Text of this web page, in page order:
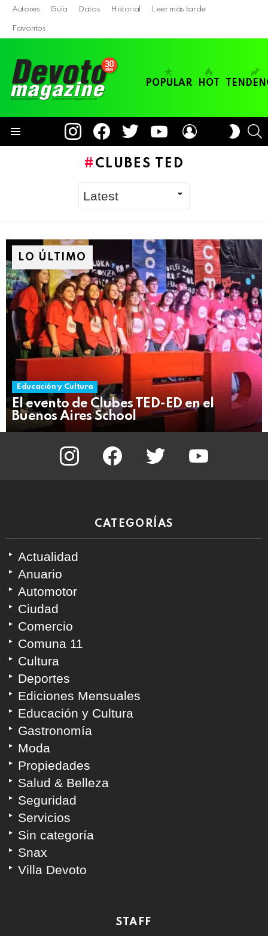
Autores Guía Datos Historial Leer más tarde
Favoritos
POPULAR HOT
instagramfacebooktwitter youtube
SKIN
CLUBES TED
LO ÚLTIMO
Educación y Cultura
El evento de Clubes TED-ED en el
Buenos Aires School
instagram facebook twitter youtube
CATEGORÍAS
Actualidad
Anuario
Automotor
Ciudad
Comercio
Comuna 11
Cultura
Deportes
Ediciones Mensuales
Educación y Cultura
Gastronomía
Moda
Propiedades
Salud & Belleza
Seguridad
Servicios
Sin categoría
Snax
Villa Devoto
STAFF